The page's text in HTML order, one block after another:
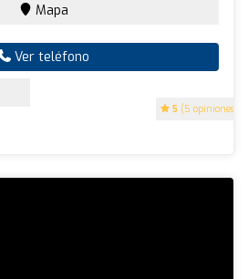
5 (5 opiniones)
Mapa
Ver teléfono